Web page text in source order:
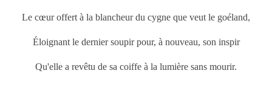
Le cœur offert à la blancheur du cygne que veut le goéland,
Éloignant le dernier soupir pour, à nouveau, son inspir
Qu'elle a revêtu de sa coiffe à la lumière sans mourir.